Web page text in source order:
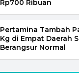
Rp700 Ribuan
Pertamina Tambah
Kg di Empat Daerah
Berangsur Normal